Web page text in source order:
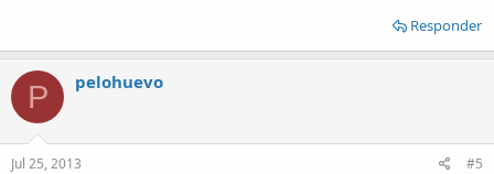
Responder
P pelohuevo
Jul 25, 2013 #5